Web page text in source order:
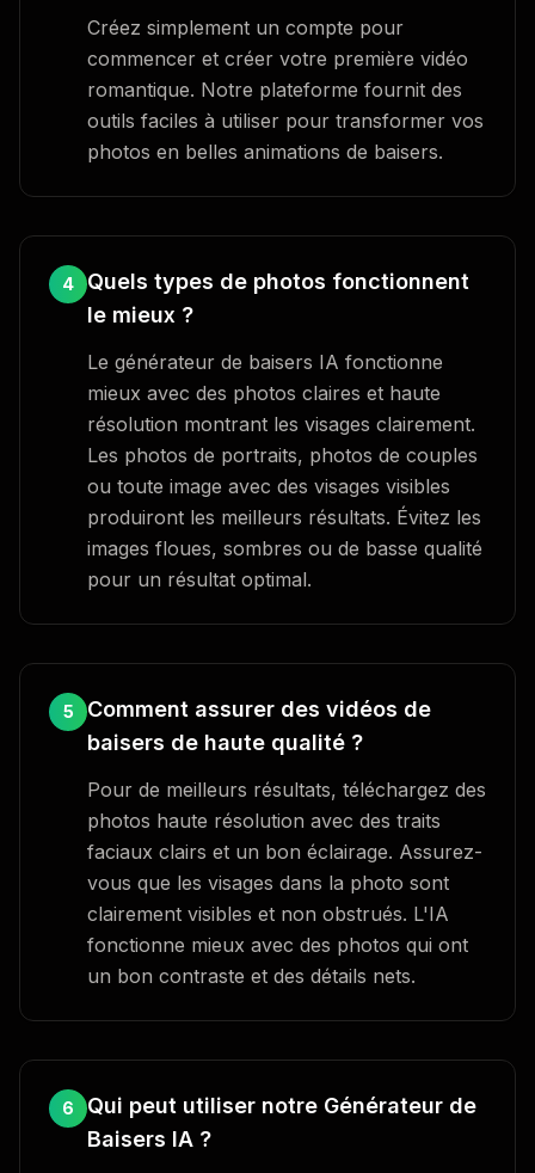
Créez simplement un compte pour
commencer et créer votre première vidéo
romantique. Notre plateforme fournit des
outils faciles à utiliser pour transformer vos
photos en belles animations de baisers.
4
Quels types de photos fonctionnent
le mieux ?
Le générateur de baisers IA fonctionne
mieux avec des photos claires et haute
résolution montrant les visages clairement.
Les photos de portraits, photos de couples
ou toute image avec des visages visibles
produiront les meilleurs résultats. Évitez les
images floues, sombres ou de basse qualité
pour un résultat optimal.
5
Comment assurer des vidéos de
baisers de haute qualité ?
Pour de meilleurs résultats, téléchargez des
photos haute résolution avec des traits
faciaux clairs et un bon éclairage. Assurez-
vous que les visages dans la photo sont
clairement visibles et non obstrués. L'IA
fonctionne mieux avec des photos qui ont
un bon contraste et des détails nets.
6
Qui peut utiliser notre Générateur de
Baisers IA ?